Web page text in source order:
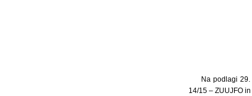
Na podlagi
14/15 – ZUUJFO